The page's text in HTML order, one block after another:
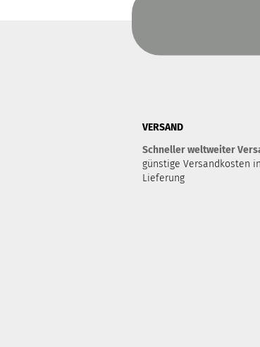
VERSAND
Schneller weltweiter
günstige Versandkosten
Lieferung